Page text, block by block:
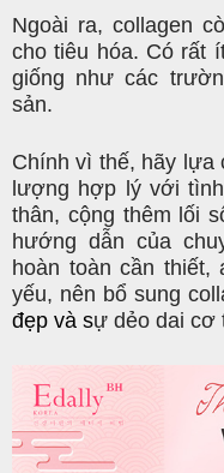
Ngoài ra, collagen
cho tiêu hóa. Có rất
giống như các
sản.
Chính vì thế, hãy lựa
lượng hợp lý với
thân, cộng thêm lối
hướng dẫn của
hoàn toàn cần
yếu, nên bổ sung
đẹp và sự dẻo dai cơ